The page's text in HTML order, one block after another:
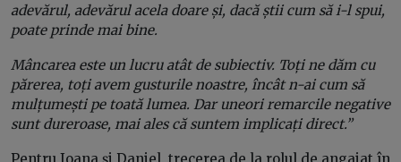
adevărul, adevărul acela doare și, dacă știi cum să i-l spui,
poate prinde mai bine.
Mâncarea este un lucru atât de subiectiv. Toți ne dăm cu
părerea, toți avem gusturile noastre, încât n-ai cum să
mulțumești pe toată lumea. Dar uneori remarcile negative
sunt dureroase, mai ales că suntem implicați direct.”